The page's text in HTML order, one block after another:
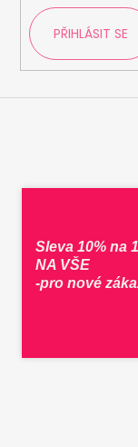
PŘIHLÁSIT SE
Sleva 10% na
NA VŠE
-pro nové